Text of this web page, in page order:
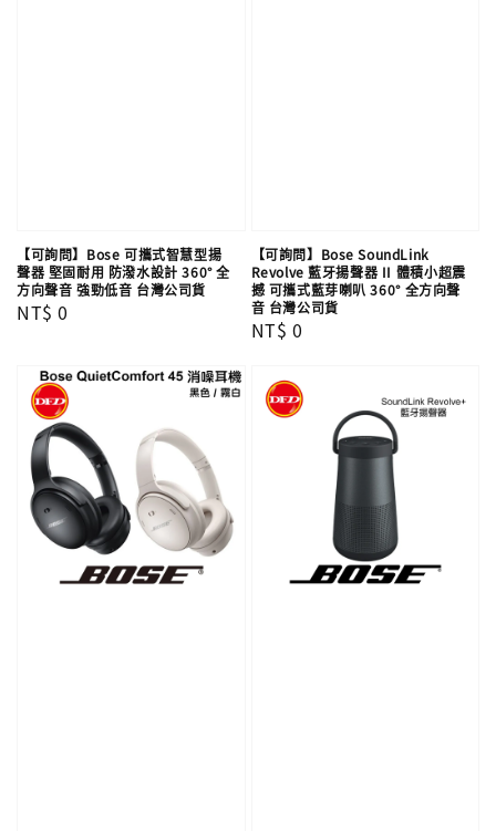
【可詢問】Bose 可攜式智慧型揚
聲器 堅固耐用 防潑水設計 360° 全
方向聲音 強勁低音 台灣公司貨
Regular
NT$ 0
【可詢問】Bose SoundLink
Revolve 藍牙揚聲器 II 體積小超震
撼 可攜式藍芽喇叭 360° 全方向聲
音 台灣公司貨
Regular
NT$ 0